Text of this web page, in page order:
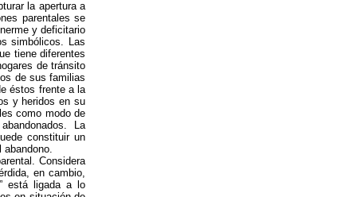
la apertura a
parentales se
y deficitario
simbólicos. Las
tiene diferentes
de tránsito
de sus familias
éstos frente a la
y heridos en su
como modo de
La
constituir un
Considera
en cambio,
está ligada a lo